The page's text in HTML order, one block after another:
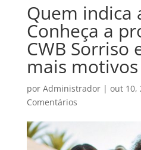
Quem indica
Conheça a
CWB Sorriso
mais
por Administrador| out 10,
Comentários